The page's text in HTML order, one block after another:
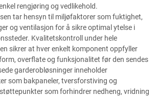
rengjøring og vedlikehold.
tar hensyn til miljøfaktorer som fuktighet,
og ventilasjon for å sikre optimal ytelse i
Kvalitetskontroll under hele
sikrer at hver enkelt komponent oppfyller
overflate og funksjonalitet før den sendes
garderobløsninger inneholder
som bakpaneler, tversforstiving og
som forhindrer nedheng, vridning